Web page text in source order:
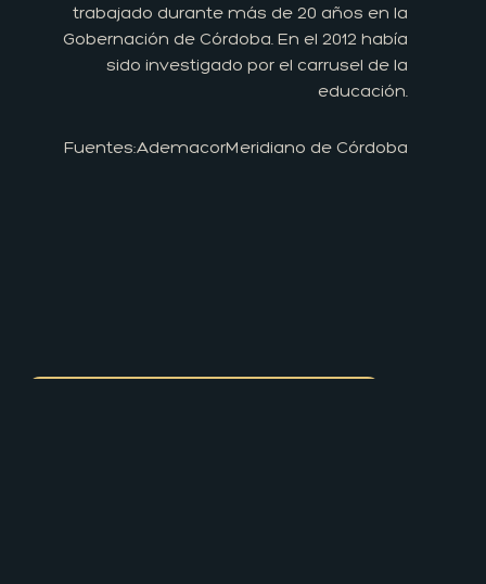
trabajado durante más de 20 años en la
Gobernación de Córdoba. En el 2012 había
sido investigado por el carrusel de la
educación.
Fuentes:AdemacorMeridiano de Córdoba